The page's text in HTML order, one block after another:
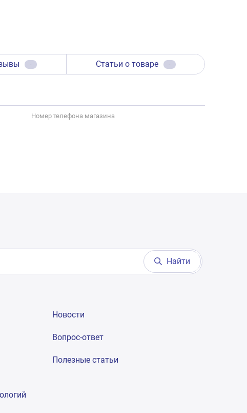
- Статьи о товаре -
Номер телефона магазина
Найти
Новости
Вопрос-ответ
Полезные статьи